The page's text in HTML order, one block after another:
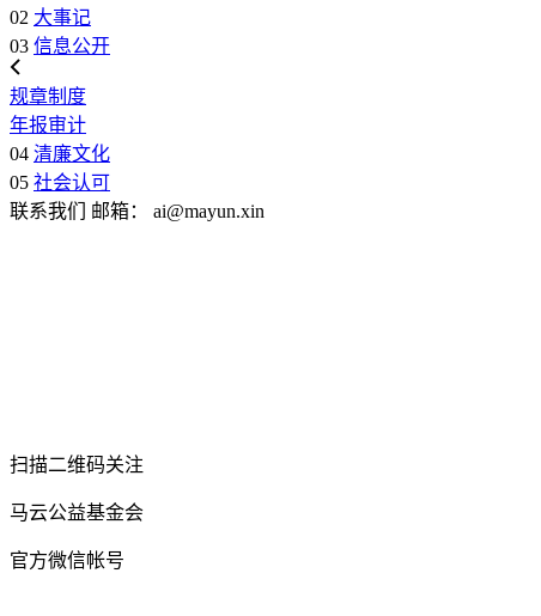
02 大事记
03 信息公开
规章制度
年报审计
04 清廉文化
05 社会认可
联系我们
邮箱： ai@mayun.xin
扫描二维码关注
马云公益基金会
官方微信帐号